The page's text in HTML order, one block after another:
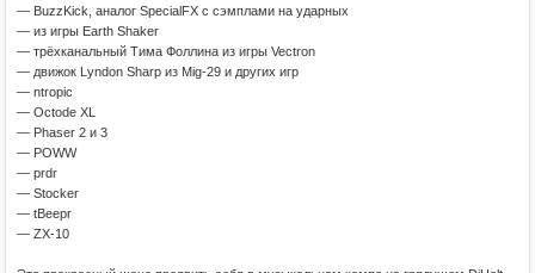
— BuzzKick, аналог SpecialFX с сэмплами на ударных
— из игры Earth Shaker
— трёхканальный Тима Фоллина из игры Vectron
— движок Lyndon Sharp из Mig-29 и других игр
— ntropic
— Octode XL
— Phaser 2 и 3
— POWW
— prdr
— Stocker
— tBeepr
— ZX-10